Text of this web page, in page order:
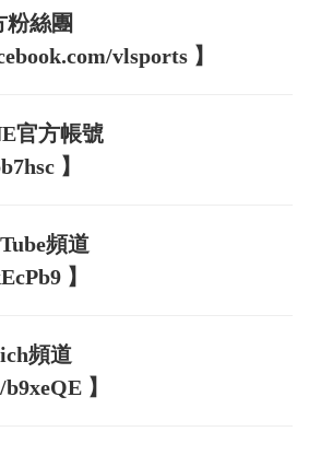
絲團
vlsports 】
官方帳號
】
頻道
】
頻道
】